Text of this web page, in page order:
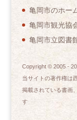
亀岡市のホー
亀岡市観光協
亀岡市立図書
Copyright © 2005 -
当サイトの著作権は
掲載されている書画
す